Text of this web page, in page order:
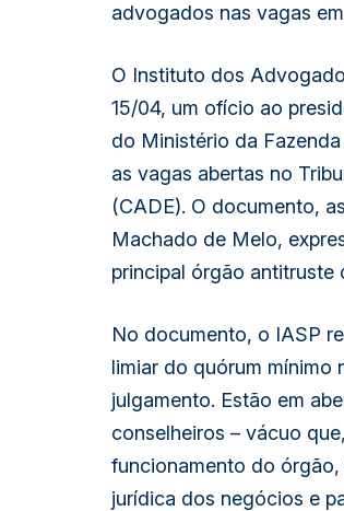
advogados nas vagas
O Instituto dos
15/04, um ofício ao
do Ministério da
as vagas abertas no
(CADE). O documento,
Machado de Melo,
principal órgão antitruste
No documento, o IASP
limiar do quórum mínimo
julgamento. Estão em
conselheiros – vácuo
funcionamento do
jurídica dos negócios e